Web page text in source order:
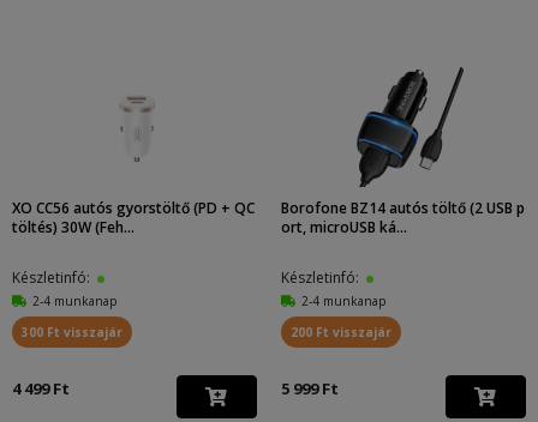
XO CC56 autós gyorstöltő (PD + QC
töltés) 30W (Feh...
Készletinfó:
2-4 munkanap
300 Ft visszajár
4 499 Ft
Borofone BZ14 autós töltő (2 USB p
ort, microUSB ká...
Készletinfó:
2-4 munkanap
200 Ft visszajár
5 999 Ft